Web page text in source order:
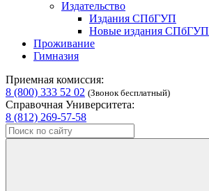
Издательство
Издания СПбГУП
Новые издания СПбГУП
Проживание
Гимназия
Приемная комиссия:
8 (800) 333 52 02 (Звонок бесплатный)
Справочная Университета:
8 (812) 269-57-58